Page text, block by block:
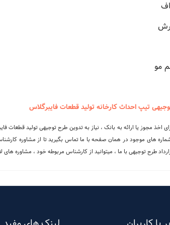
مو
تیپ احداث کارخانه تولید قطعات فایبرگلاس
اخذ مجوز یا ارائه به بانک ، نیاز به تدوین طرح توجیهی تولید قطعات
های موجود در همان صفحه با ما تماس بگیرید تا از مشاوره
طرح توجیهی با ما ، میتوانید از کارشناس مربوطه خود ، مشاوره های